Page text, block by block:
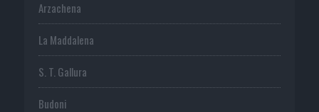
Arzachena
La Maddalena
S. T. Gallura
Budoni